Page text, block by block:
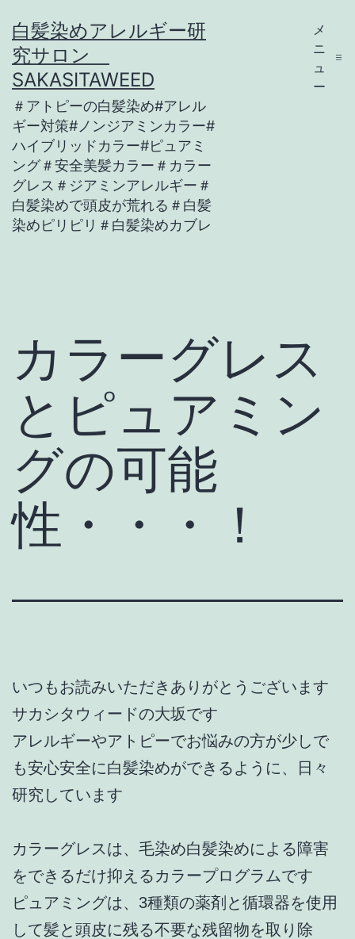
ン
テ
ン
ツ
へ
ス
キ
ッ
白髪染めアレルギー研
究サロン
SAKASITAWEED
＃アトピーの白髪染め#アレル
ギー対策#ノンジアミンカラー#
ハイブリッドカラー#ピュアミ
ング＃安全美髪カラー＃カラー
グレス＃ジアミンアレルギー＃
白髪染めで頭皮が荒れる＃白髪
染めピリピリ＃白髪染めカブレ
メ
ニ
ュ
ー
カラーグレス
とピュアミン
グの可能
性・・・！
いつもお読みいただきありがとうございます
サカシタウィードの大坂です
アレルギーやアトピーでお悩みの方が少しで
も安心安全に白髪染めができるように、日々
研究しています
カラーグレスは、毛染め白髪染めによる障害
をできるだけ抑えるカラープログラムです
ピュアミングは、3種類の薬剤と循環器を使用
して髪と頭皮に残る不要な残留物を取り除